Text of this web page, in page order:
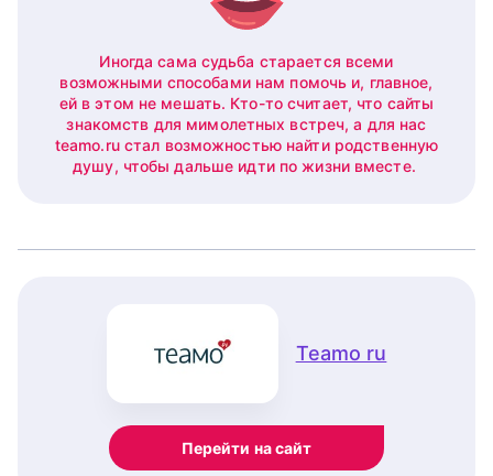
Иногда сама судьба старается всеми
возможными способами нам помочь и, главное,
ей в этом не мешать. Кто-то считает, что сайты
знакомств для мимолетных встреч, а для нас
teamo.ru стал возможностью найти родственную
душу, чтобы дальше идти по жизни вместе.
Teamo ru
Перейти на сайт